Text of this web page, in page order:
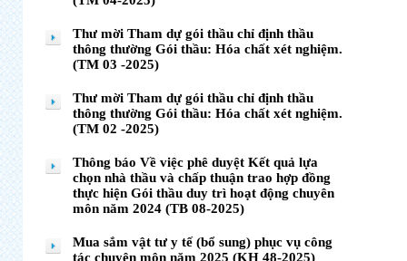
Thư mời Tham dự gói thầu chỉ định thầu
thông thường Gói thầu: Hóa chất xét nghiệm.
(TM 03 -2025)
Thư mời Tham dự gói thầu chỉ định thầu
thông thường Gói thầu: Hóa chất xét nghiệm.
(TM 02 -2025)
Thông báo Về việc phê duyệt Kết quả lựa
chọn nhà thầu và chấp thuận trao hợp đồng
thực hiện Gói thầu duy trì hoạt động chuyên
môn năm 2024 (TB 08-2025)
Mua sắm vật tư y tế (bổ sung) phục vụ công
tác chuyên môn năm 2025 (KH 48-2025)